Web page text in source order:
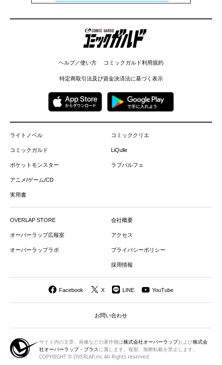
コミックガルド
ヘルプ／使い方 コミックガルド利用規約
特定商取引法及び資金決済法に基づく表示
ライトノベル
コミックガルド
ポケットモンスター
アニメ/ゲーム/CD
実用書
コミッククリエ
LiQulle
ラブパルフェ
OVERLAP STORE
オーバーラップ広報室
オーバーラップラボ
会社概要
アクセス
プライバシーポリシー
採用情報
Facebook X LINE YouTube
お問い合わせ
サイト内の文章、画像などの著作物は株式会社オーバーラップおよび株式会
社オーバーラップ・プラス に属します。複製、無断転載を禁止します。
COPYRIGHT © OVERLAP,inc All Rights reserved